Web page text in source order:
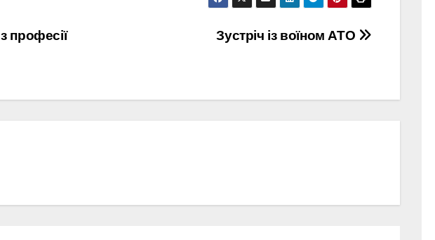
Зустріч із воїном АТО
професії